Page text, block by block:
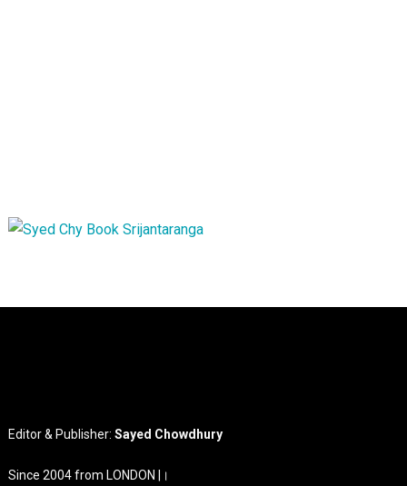
Editor & Publisher:Sayed Chowdhury
Since 2004 from LONDON |।